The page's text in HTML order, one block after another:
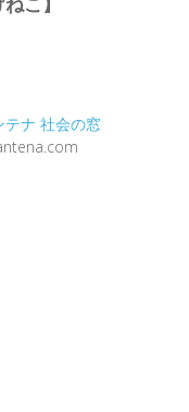
テナ 社会の窓